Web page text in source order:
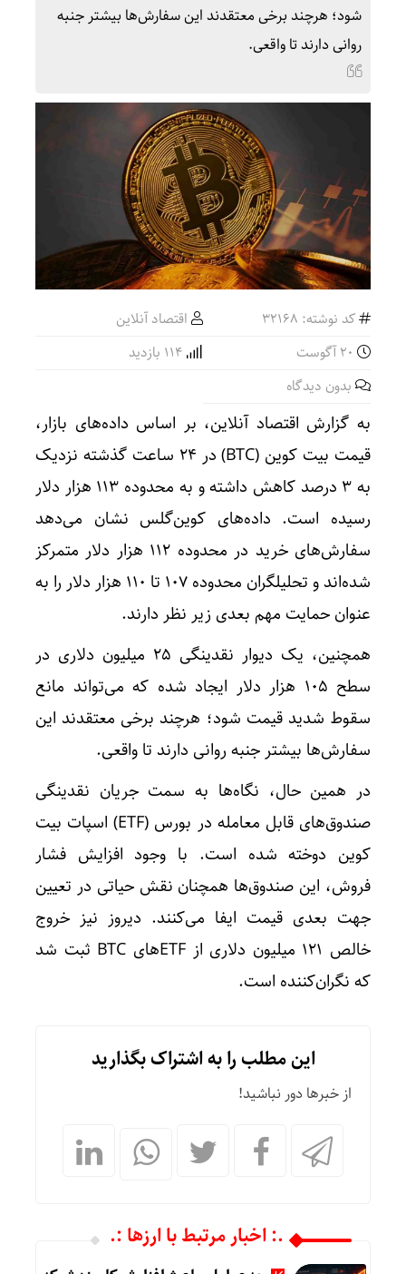
شود؛ هرچند برخی معتقدند این سفارش‌ها بیشتر جنبه
روانی دارند تا واقعی.
کد نوشته: 32168
اقتصاد آنلاین
بدون دیدگاه
به گزارش اقتصاد آنلاین، بر اساس داده‌های بازار،
قیمت بیت کوین (BTC) در ۲۴ ساعت گذشته نزدیک
به ۳ درصد کاهش داشته و به محدوده ۱۱۳ هزار دلار
رسیده است. داده‌های کوین‌گلس نشان می‌دهد
سفارش‌های خرید در محدوده ۱۱۲ هزار دلار متمرکز
شده‌اند و تحلیلگران محدوده ۱۰۷ تا ۱۱۰ هزار دلار را به
عنوان حمایت مهم بعدی زیر نظر دارند.
همچنین، یک دیوار نقدینگی ۲۵ میلیون دلاری در
سطح ۱۰۵ هزار دلار ایجاد شده که می‌تواند مانع
سقوط شدید قیمت شود؛ هرچند برخی معتقدند این
سفارش‌ها بیشتر جنبه روانی دارند تا واقعی.
در همین حال، نگاه‌ها به سمت جریان نقدینگی
صندوق‌های قابل معامله در بورس (ETF) اسپات بیت
کوین دوخته شده است. با وجود افزایش فشار
فروش، این صندوق‌ها همچنان نقش حیاتی در تعیین
جهت بعدی قیمت ایفا می‌کنند. دیروز نیز خروج
خالص ۱۲۱ میلیون دلاری از ETF‌های BTC ثبت شد
که نگران‌کننده است.
این مطلب را به اشتراک بگذارید
از خبرها دور نباشید!
.: اخبار مرتبط با ارزها :.